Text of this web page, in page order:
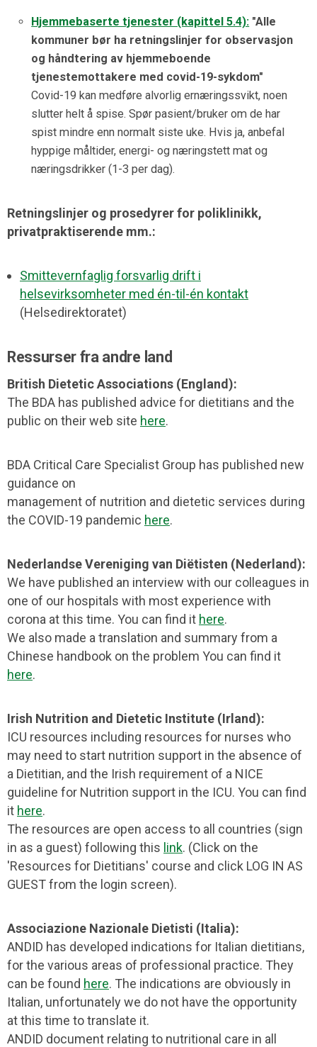
Hjemmebaserte tjenester (kapittel 5.4): "Alle
kommuner bør ha retningslinjer for observasjon
og håndtering av hjemmeboende
tjenestemottakere med covid-19-sykdom"
Covid-19 kan medføre alvorlig ernæringssvikt, noen
slutter helt å spise. Spør pasient/bruker om de har
spist mindre enn normalt siste uke. Hvis ja, anbefal
hyppige måltider, energi- og næringstett mat og
næringsdrikker (1-3 per dag).
Retningslinjer og prosedyrer for poliklinikk,
privatpraktiserende mm.:
Smittevernfaglig forsvarlig drift i
helsevirksomheter med én-til-én kontakt
(Helsedirektoratet)
Ressurser fra andre land
British Dietetic Associations (England):
The BDA has published advice for dietitians and the
public on their web site here.
BDA Critical Care Specialist Group has published new
guidance on
management of nutrition and dietetic services during
the COVID-19 pandemic here.
Nederlandse Vereniging van Diëtisten (Nederland):
We have published an interview with our colleagues in
one of our hospitals with most experience with
corona at this time. You can find it here.
We also made a translation and summary from a
Chinese handbook on the problem You can find it
here.
Irish Nutrition and Dietetic Institute (Irland):
ICU resources including resources for nurses who
may need to start nutrition support in the absence of
a Dietitian, and the Irish requirement of a NICE
guideline for Nutrition support in the ICU. You can find
it here.
The resources are open access to all countries (sign
in as a guest) following this link. (Click on the
'Resources for Dietitians' course and click LOG IN AS
GUEST from the login screen).
Associazione Nazionale Dietisti (Italia):
ANDID has developed indications for Italian dietitians,
for the various areas of professional practice. They
can be found here. The indications are obviously in
Italian, unfortunately we do not have the opportunity
at this time to translate it.
ANDID document relating to nutritional care in all